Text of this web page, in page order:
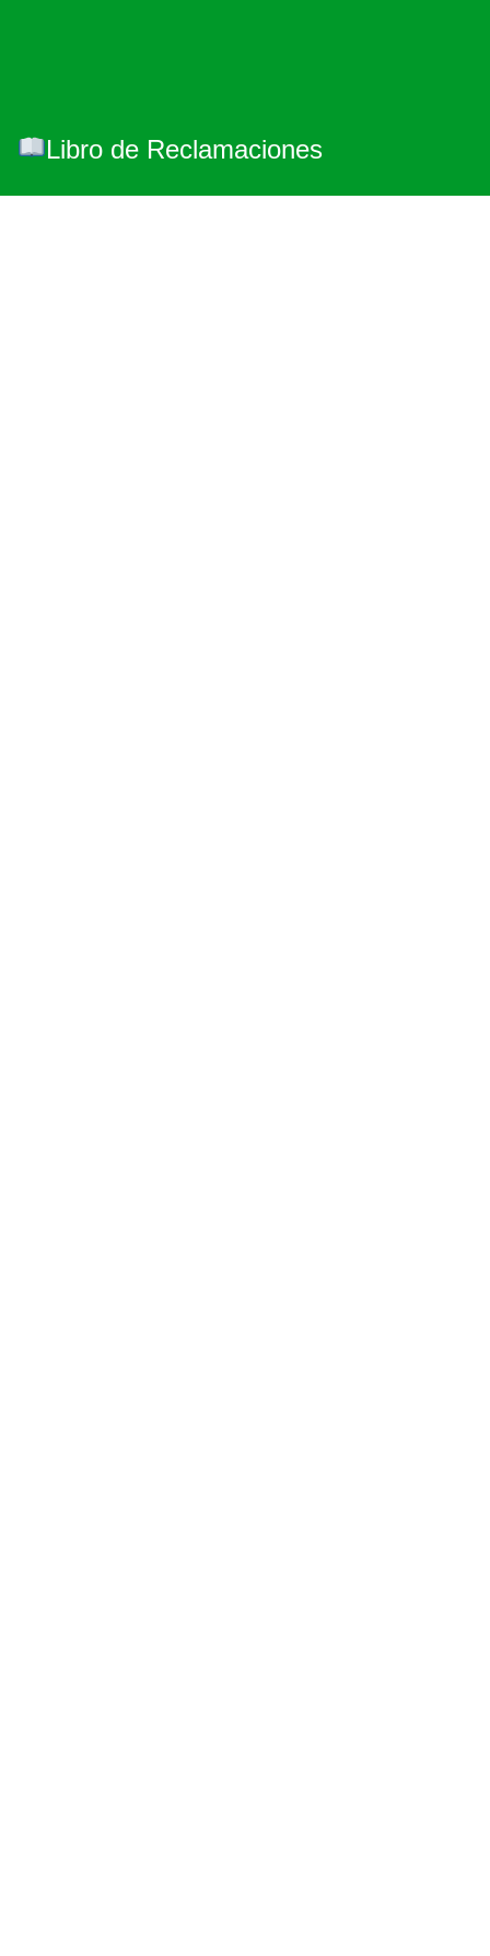
Libro de Reclamaciones